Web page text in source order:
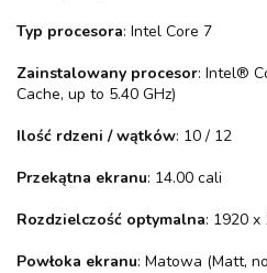
Typ procesora: Intel Core 7
Zainstalowany procesor: Intel®
Cache, up to 5.40 GHz)
Ilość rdzeni / wątków: 10 / 12
Przekątna ekranu: 14.00 cali
Rozdzielczość optymalna: 1920 x
Powłoka ekranu: Matowa (Matt,